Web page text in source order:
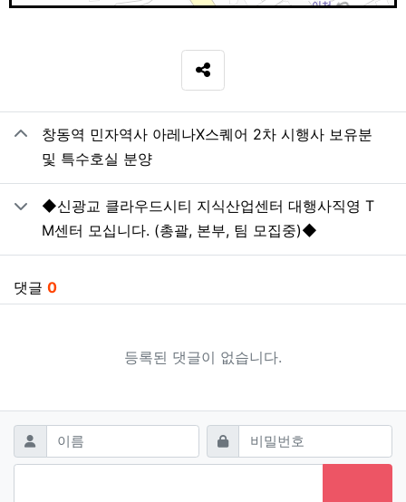
SNS 공유
관련자료
창동역 민자역사 아레나X스퀘어 2차 시행사 보유분
및 특수호실 분양
◆신광교 클라우드시티 지식산업센터 대행사직영 T
M센터 모십니다. (총괄, 본부, 팀 모집중)◆
댓글 0
등록된 댓글이 없습니다.
댓글쓰기
이름 필수 비밀번호필수